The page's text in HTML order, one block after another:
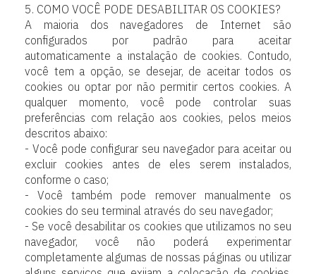
5. COMO VOCÊ PODE DESABILITAR OS COOKIES?
A maioria dos navegadores de Internet são
configurados por padrão para aceitar
automaticamente a instalação de cookies. Contudo,
você tem a opção, se desejar, de aceitar todos os
cookies ou optar por não permitir certos cookies. A
qualquer momento, você pode controlar suas
preferências com relação aos cookies, pelos meios
descritos abaixo:
- Você pode configurar seu navegador para aceitar ou
excluir cookies antes de eles serem instalados,
conforme o caso;
- Você também pode remover manualmente os
cookies do seu terminal através do seu navegador;
- Se você desabilitar os cookies que utilizamos no seu
navegador, você não poderá experimentar
completamente algumas de nossas páginas ou utilizar